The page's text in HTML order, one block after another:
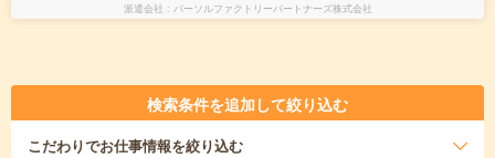
派遣会社 パーソルファクトリーパートナーズ株式会社
検索条件を追加して絞り込む
こだわりでお仕事情報を絞り込む